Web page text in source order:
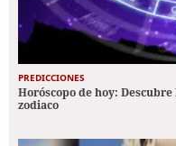
PREDICCIONES
Horóscopo de hoy:
zodiaco